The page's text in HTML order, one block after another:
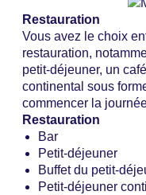
Nombre total de
Modes de
Club, Mastercard,
Catégorie
Restauration
Vous avez le choix
restauration,
petit-déjeuner, un
continental sous
commencer la
Restauration
Bar
Petit-déjeuner
Buffet du petit-
Petit-déjeuner